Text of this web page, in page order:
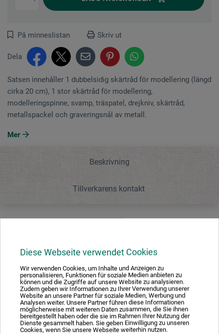
Diese Webseite verwendet Cookies
Wir verwenden Cookies, um Inhalte und Anzeigen zu
personalisieren, Funktionen für soziale Medien anbieten zu
können und die Zugriffe auf unsere Website zu analysieren.
Zudem geben wir Informationen zu Ihrer Verwendung unserer
Website an unsere Partner für soziale Medien, Werbung und
Analysen weiter. Unsere Partner führen diese Informationen
möglicherweise mit weiteren Daten zusammen, die Sie ihnen
bereitgestellt haben oder die sie im Rahmen Ihrer Nutzung der
Dienste gesammelt haben. Sie geben Einwilligung zu unseren
Cookies, wenn Sie unsere Webseite weiterhin nutzen.
På minneslistan Skriv ut
Dela
Satsen innehåller 1 dubbelsidig skärtråd för modellering (längd
cirka 20 cm), 1 stor skärtråd för modellering,
modelleringspinne, svamp, träspatel, drejkniv, skärtråd,
metallspackel och graveringsnål av metall.
Mer
Beskrivning
Tillverkarens kontakt
(längd cirka 20 cm), 1 stor skärtråd för modellering,
modelleringspinne, svamp, träspatel, drejkniv, skärtråd,
metallspackel och graveringsnål av metall.